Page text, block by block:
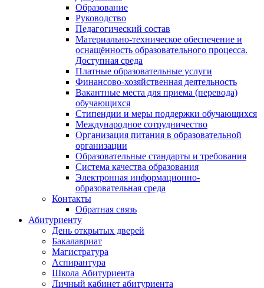
Образование
Руководство
Педагогический состав
Материально-техническое обеспечение и
оснащённость образовательного процесса.
Доступная среда
Платные образовательные услуги
Финансово-хозяйственная деятельность
Вакантные места для приема (перевода)
обучающихся
Стипендии и меры поддержки обучающихся
Международное сотрудничество
Организация питания в образовательной
организации
Образовательные стандарты и требования
Система качества образования
Электронная информационно-
образовательная среда
Контакты
Обратная связь
Абитуриенту
День открытых дверей
Бакалавриат
Магистратура
Аспирантура
Школа Абитуриента
Личный кабинет абитуриента